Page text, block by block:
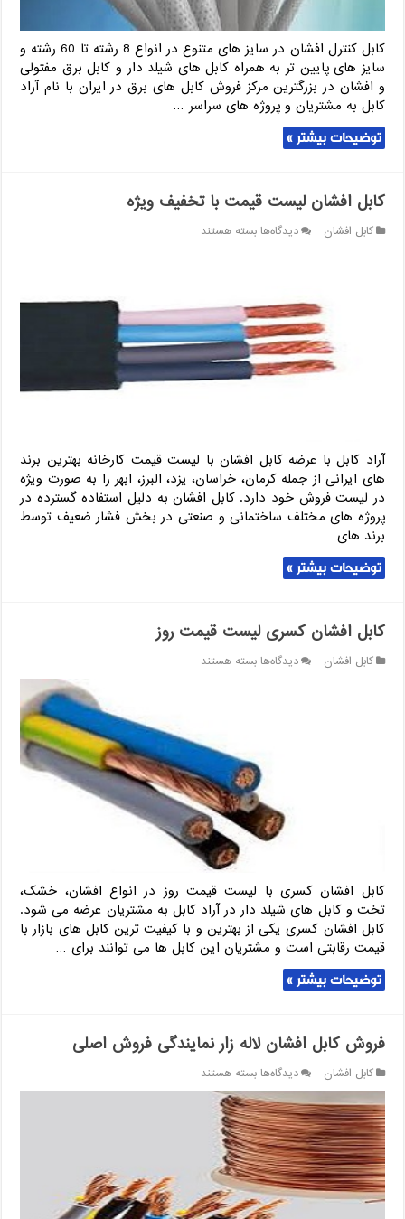
کابل کنترل افشان در سایز های متنوع در انواع 8 رشته تا 60 رشته و
سایز های پایین تر به همراه کابل های شیلد دار و کابل برق مفتولی
و افشان در بزرگترین مرکز فروش کابل های برق در ایران با نام آراد
کابل به مشتریان و پروژه های سراسر …
توضیحات بیشتر »
کابل افشان لیست قیمت با تخفیف ویژه
کابل افشان دیدگاه‌هابرای
با
تخفیف
ویژه
بسته هستند
آراد کابل با عرضه کابل افشان با لیست قیمت کارخانه بهترین برند
های ایرانی از جمله کرمان، خراسان، یزد، البرز، ابهر را به صورت ویژه
در لیست فروش خود دارد. کابل افشان به دلیل استفاده گسترده در
پروژه های مختلف ساختمانی و صنعتی در بخش فشار ضعیف توسط
برند های …
توضیحات بیشتر »
کابل افشان کسری لیست قیمت روز
کابل افشان دیدگاه‌هابرای
روز
بسته هستند
کابل افشان کسری با لیست قیمت روز در انواع افشان، خشک،
تخت و کابل های شیلد دار در آراد کابل به مشتریان عرضه می شود.
کابل افشان کسری یکی از بهترین و با کیفیت ترین کابل های بازار با
قیمت رقابتی است و مشتریان این کابل ها می توانند برای …
توضیحات بیشتر »
فروش کابل افشان لاله زار نمایندگی فروش اصلی
کابل افشان دیدگاه‌هابرای
فروش
کابل
افشان
لاله
زار
نمایندگی
فروش
اصلی
بسته هستند